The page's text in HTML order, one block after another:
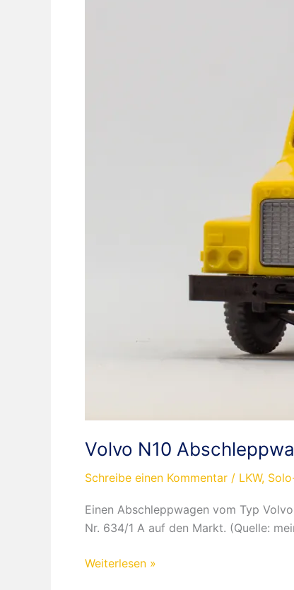
Volvo N10
Schreibe einen Kommentar / LKW,
Einen Abschleppwagen vom Typ
Nr. 634/1 A auf den Markt. (Quelle:
Volvo
Weiterlesen »